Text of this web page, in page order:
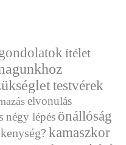
ítélet
testvérek
elvonulás
négy lépés önállóság
kamaszkor